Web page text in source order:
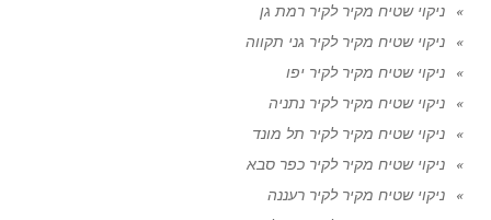
ניקוי שטיח מקיר לקיר רמת גן
ניקוי שטיח מקיר לקיר גני תקווה
ניקוי שטיח מקיר לקיר יפו
ניקוי שטיח מקיר לקיר נתניה
ניקוי שטיח מקיר לקיר תל מונד
ניקוי שטיח מקיר לקיר כפר סבא
ניקוי שטיח מקיר לקיר רעננה